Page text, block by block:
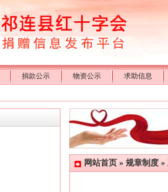
捐款公示 物资公示 求助信息
网站首页 » 规章制度 »